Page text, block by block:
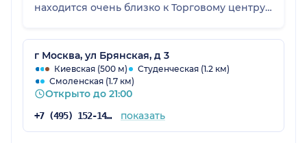
находится очень близко к Торговому центру
очеоь удобно и комфортно. Точно советую эту
клинику. 😊❤️
г Москва, ул Брянская, д 3
Киевская (500 м)
Студенческая (1.2 км)
Смоленская (1.7 км)
Открыто до 21:00
+7 (495) 152-14-78 показать